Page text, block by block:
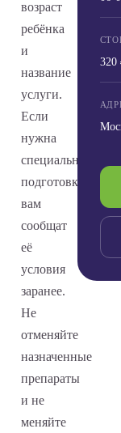
возраст
ребёнка
и
название
услуги.
Если
нужна
специальная
подготовка,
вам
сообщат
её
условия
заранее.
Не
отменяйте
назначенные
препараты
и не
меняйте
320